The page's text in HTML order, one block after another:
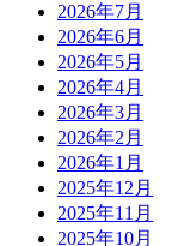
2026年7月
2026年6月
2026年5月
2026年4月
2026年3月
2026年2月
2026年1月
2025年12月
2025年11月
2025年10月